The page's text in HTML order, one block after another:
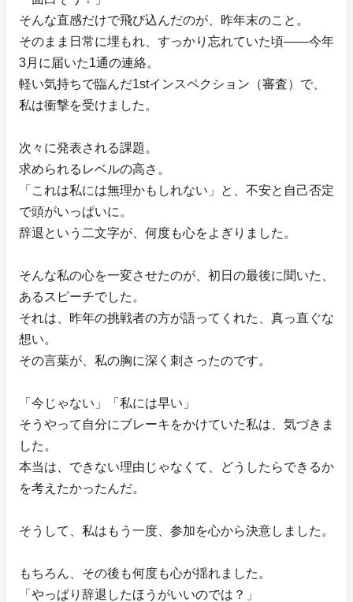
そんな直感だけで飛び込んだのが、昨年末のこと。
そのまま日常に埋もれ、すっかり忘れていた頃——今年
3月に届いた1通の連絡。
軽い気持ちで臨んだ1stインスペクション（審査）で、
私は衝撃を受けました。
次々に発表される課題。
求められるレベルの高さ。
「これは私には無理かもしれない」と、不安と自己否定
で頭がいっぱいに。
辞退という二文字が、何度も心をよぎりました。
そんな私の心を一変させたのが、初日の最後に聞いた、
あるスピーチでした。
それは、昨年の挑戦者の方が語ってくれた、真っ直ぐな
想い。
その言葉が、私の胸に深く刺さったのです。
「今じゃない」「私には早い」
そうやって自分にブレーキをかけていた私は、気づきま
した。
本当は、できない理由じゃなくて、どうしたらできるか
を考えたかったんだ。
そうして、私はもう一度、参加を心から決意しました。
もちろん、その後も何度も心が揺れました。
「やっぱり辞退したほうがいいのでは？」